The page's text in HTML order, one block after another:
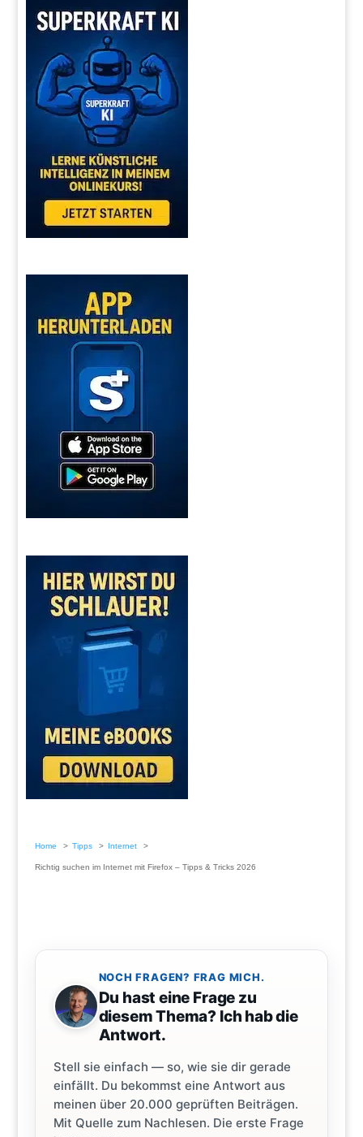
Home Tipps Internet
Richtig suchen im Internet mit Firefox – Tipps & Tricks 2026
NOCH FRAGEN? FRAG MICH.
Du hast eine Frage zu
diesem Thema? Ich hab die
Antwort.
Stell sie einfach — so, wie sie dir gerade
einfällt. Du bekommst eine Antwort aus
meinen über 20.000 geprüften Beiträgen.
Mit Quelle zum Nachlesen. Die erste Frage